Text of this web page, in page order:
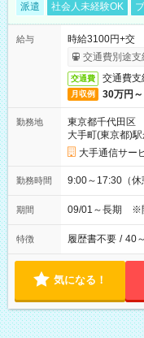
派遣 社会人未経験OK
給与
時給3100円+交
交通費別途支
交通費 交通費支
月収例 30万円～
勤務地
東京都千代田区
大手町(東京都)
大手通信サー
勤務時間 9:00～17:30（休
期間 09/01～長期 ※
特徴 履歴書不要 / 40
気になる！